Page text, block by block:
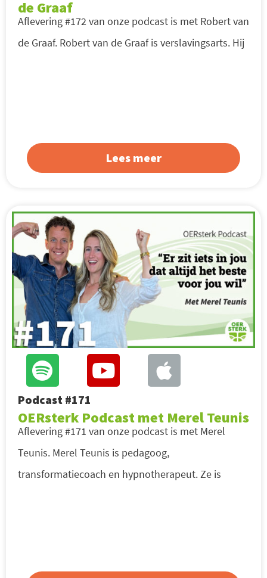
de Graaf
Aflevering #172 van onze podcast is met Robert van
de Graaf. Robert van de Graaf is verslavingsarts. Hij
Lees meer
Podcast #171
OERsterk Podcast met Merel Teunis
Aflevering #171 van onze podcast is met Merel
Teunis. Merel Teunis is pedagoog,
transformatiecoach en hypnotherapeut. Ze is